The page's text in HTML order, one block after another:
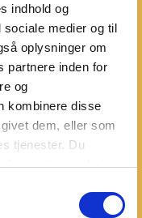
indhold og
medier og til
oplysninger om
partnere inden for
og
kombinere disse
dem, eller som
tjenester. Du
fortsætter med at